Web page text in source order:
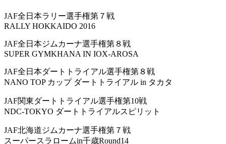
JAF全日本ラリー選手権第７戦
RALLY HOKKAIDO 2016
JAF全日本ジムカーナ選手権第８戦
SUPER GYMKHANA IN IOX-AROSA
JAF全日本ダートトライアル選手権第８戦
NANO TOP カップ ダートトライアル in タカタ
JAF関東ダートトライアル選手権第10戦
NDC-TOKYO ダートトライアルスピリット
JAF北海道ジムカーナ選手権第７戦
スーパースラロームin千歳Round14